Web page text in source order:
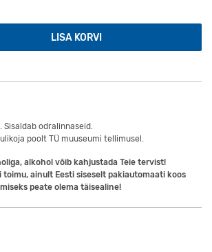
kogus
LISA KORVI
Sisaldab odralinnaseid.
poolt TÜ muuseumi tellimusel.
alkohol võib kahjustada Teie tervist!
toimu, ainult Eesti siseselt pakiautomaati koos
peate olema täisealine!